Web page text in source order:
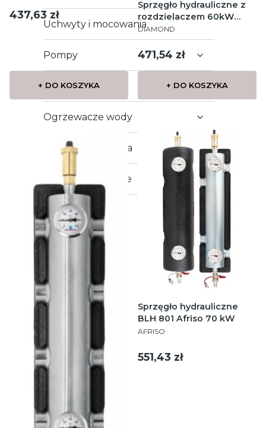
Uchwyty i mocowania
Pompy
Kotły i piece
Ogrzewacze wody
Technika sanitarna
Outletowe Okazje
MARKI
Cena
437,63 zł
+ DO KOSZYKA
Sprzęgło hydrauliczne z
rozdzielaczem 60kW
DN25 SR 1-2
PRODUCENT
DIAMOND
Cena
471,54 zł
+ DO KOSZYKA
Sprzęgło hydrauliczne
BLH 801 Afriso 70 kW
PRODUCENT
AFRISO
Cena
551,43 zł